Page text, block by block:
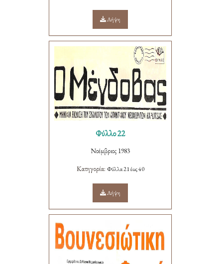
Λήψη
Φύλλο 22
Νοέμβριος 1983
Κατηγορία: Φύλλα 21 έως 40
Λήψη